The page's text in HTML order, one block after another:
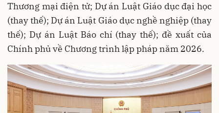
Thương mại điện tử; Dự án Luật Giáo dục đại học
(thay thế); Dự án Luật Giáo dục nghề nghiệp (thay
thế); Dự án Luật Báo chí (thay thế); đề xuất của
Chính phủ về Chương trình lập pháp năm 2026.